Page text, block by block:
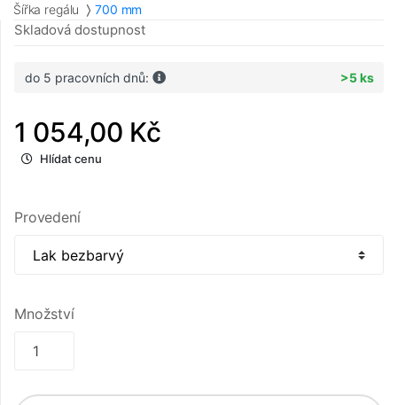
Šířka regálu
700 mm
Skladová dostupnost
do 5 pracovních dnů: >5 ks
1 054,00 Kč
Hlídat cenu
Provedení
Množství